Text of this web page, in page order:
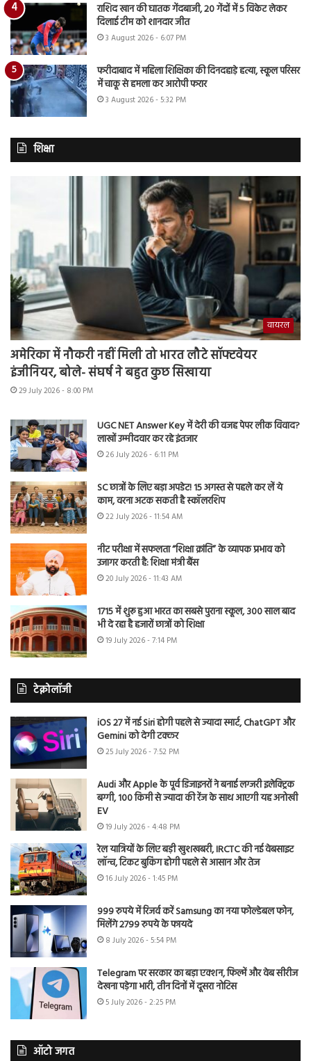
राशिद खान की घातक गेंदबाजी, 20 गेंदों में 5 विकेट लेकर
दिलाई टीम को शानदार जीत
3 August 2026 - 6:07 PM
फरीदाबाद में महिला शिक्षिका की दिनदहाड़े हत्या, स्कूल परिसर
में चाकू से हमला कर आरोपी फरार
3 August 2026 - 5:32 PM
शिक्षा
वायरल
अमेरिका में नौकरी नहीं मिली तो भारत लौटे सॉफ्टवेयर
इंजीनियर, बोले- संघर्ष ने बहुत कुछ सिखाया
29 July 2026 - 8:00 PM
UGC NET Answer Key में देरी की वजह पेपर लीक विवाद?
लाखों उम्मीदवार कर रहे इंतजार
26 July 2026 - 6:11 PM
SC छात्रों के लिए बड़ा अपडेट! 15 अगस्त से पहले कर लें ये
काम, वरना अटक सकती है स्कॉलरशिप
22 July 2026 - 11:54 AM
नीट परीक्षा में सफलता “शिक्षा क्रांति” के व्यापक प्रभाव को
उजागर करती है: शिक्षा मंत्री बैंस
20 July 2026 - 11:43 AM
1715 में शुरू हुआ भारत का सबसे पुराना स्कूल, 300 साल बाद
भी दे रहा है हजारों छात्रों को शिक्षा
19 July 2026 - 7:14 PM
टेक्नोलॉजी
iOS 27 में नई Siri होगी पहले से ज्यादा स्मार्ट, ChatGPT और
Gemini को देगी टक्कर
25 July 2026 - 7:52 PM
Audi और Apple के पूर्व डिजाइनरों ने बनाई लग्जरी इलेक्ट्रिक
बग्गी, 100 किमी से ज्यादा की रेंज के साथ आएगी यह अनोखी
EV
19 July 2026 - 4:48 PM
रेल यात्रियों के लिए बड़ी खुशखबरी, IRCTC की नई वेबसाइट
लॉन्च, टिकट बुकिंग होगी पहले से आसान और तेज
16 July 2026 - 1:45 PM
999 रुपये में रिजर्व करें Samsung का नया फोल्डेबल फोन,
मिलेंगे 2799 रुपये के फायदे
8 July 2026 - 5:54 PM
Telegram पर सरकार का बड़ा एक्शन, फिल्में और वेब सीरीज
देखना पड़ेगा भारी, तीन दिनों में दूसरा नोटिस
5 July 2026 - 2:25 PM
ऑटो जगत